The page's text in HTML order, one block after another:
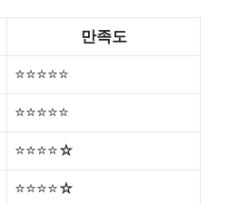
만족도
⭐⭐⭐⭐⭐
⭐⭐⭐⭐⭐
⭐⭐⭐⭐☆
⭐⭐⭐⭐☆